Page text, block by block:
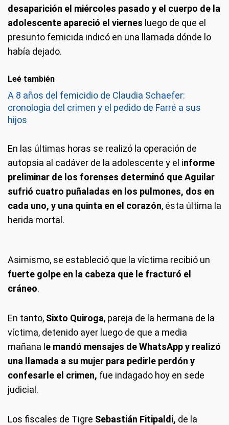
desaparición el miércoles pasado y el cuerpo de la
adolescente apareció el viernes luego de que el
presunto femicida indicó en una llamada dónde lo
había dejado.
Leé también
A 8 años del femicidio de Claudia Schaefer:
cronología del crimen y el pedido de Farré a sus
hijos
En las últimas horas se realizó la operación de
autopsia al cadáver de la adolescente y el informe
preliminar de los forenses determinó que Aguilar
sufrió cuatro puñaladas en los pulmones, dos en
cada uno, y una quinta en el corazón, ésta última la
herida mortal.
Asimismo, se estableció que la víctima recibió un
fuerte golpe en la cabeza que le fracturó el
cráneo.
En tanto, Sixto Quiroga, pareja de la hermana de la
víctima, detenido ayer luego de que a media
mañana le mandó mensajes de WhatsApp y realizó
una llamada a su mujer para pedirle perdón y
confesarle el crimen, fue indagado hoy en sede
judicial.
Los fiscales de Tigre Sebastián Fitipaldi, de la